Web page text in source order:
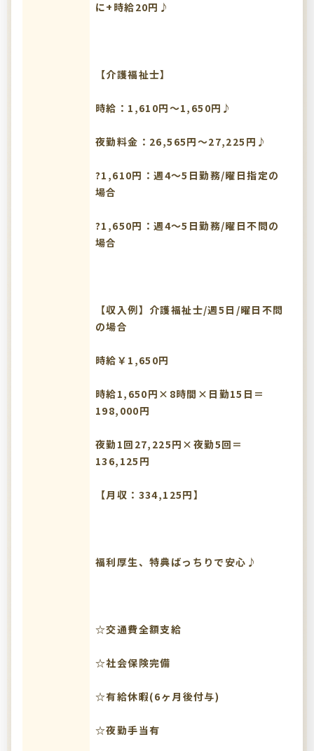
に+時給20円♪
【介護福祉士】
時給：1,610円～1,650円♪
夜勤料金：26,565円～27,225円♪
?1,610円：週4～5日勤務/曜日指定の
場合
?1,650円：週4～5日勤務/曜日不問の
場合
【収入例】介護福祉士/週5日/曜日不問
の場合
時給￥1,650円
時給1,650円×8時間×日勤15日＝
198,000円
夜勤1回27,225円×夜勤5回＝
136,125円
【月収：334,125円】
福利厚生、特典ばっちりで安心♪
☆交通費全額支給
☆社会保険完備
☆有給休暇(6ヶ月後付与)
☆夜勤手当有